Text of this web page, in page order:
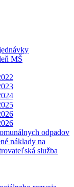
MŠ
odpadov
náklady na
služba